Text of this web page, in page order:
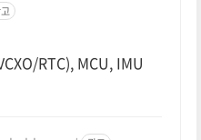
RTC), MCU, IMU